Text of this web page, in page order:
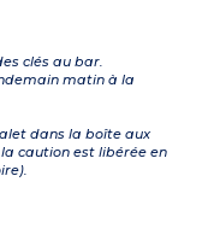
clés au bar.
matin à la
dans la boîte aux
caution est libérée en